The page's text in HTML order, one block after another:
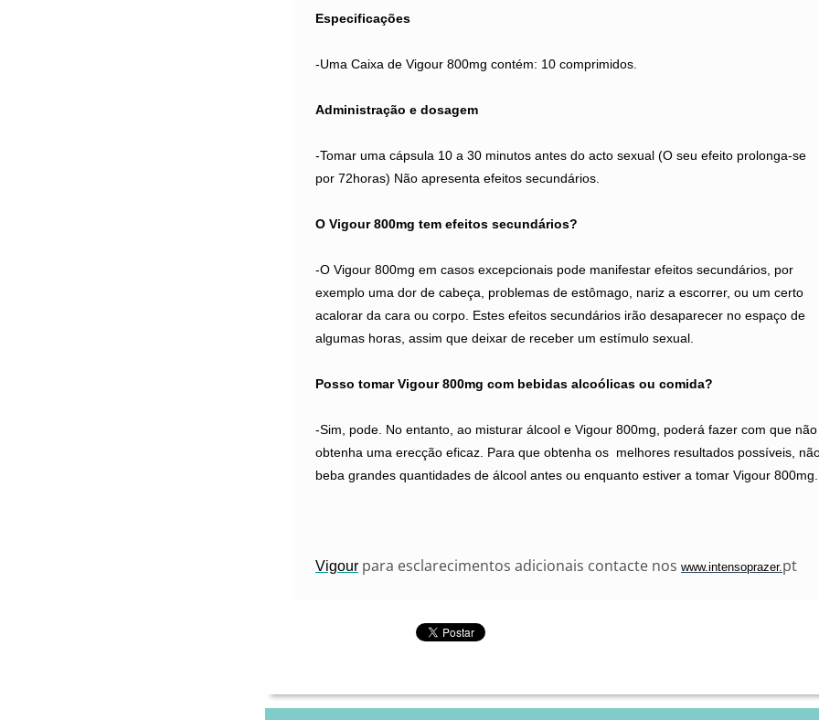
Especificações
-Uma Caixa de Vigour 800mg contém: 10 comprimidos.
Administração e dosagem
-Tomar uma cápsula 10 a 30 minutos antes do acto sexual (O seu efeito prolonga-se
por 72horas) Não apresenta efeitos secundários.
O Vigour 800mg tem efeitos secundários?
-O Vigour 800mg em casos excepcionais pode manifestar efeitos secundários, por
exemplo uma dor de cabeça, problemas de estômago, nariz a escorrer, ou um certo
acalorar da cara ou corpo. Estes efeitos secundários irão desaparecer no espaço de
algumas horas, assim que deixar de receber um estímulo sexual.
Posso tomar Vigour 800mg com bebidas alcoólicas ou comida?
-Sim, pode. No entanto, ao misturar álcool e Vigour 800mg, poderá fazer com que não
obtenha uma erecção eficaz. Para que obtenha os melhores resultados possíveis,
beba grandes quantidades de álcool antes ou enquanto estiver a tomar Vigour 800mg.
Vigour para esclarecimentos adicionais contacte nos www.intensoprazer.pt